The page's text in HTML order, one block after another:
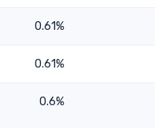
0.61%
0.61%
0.6%